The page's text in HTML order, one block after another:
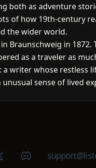
both as adventure
of how 19th-century
the wider world.
Braunschweig in 1872.
as a traveler as
a writer whose restless
sense of lived
Discord group